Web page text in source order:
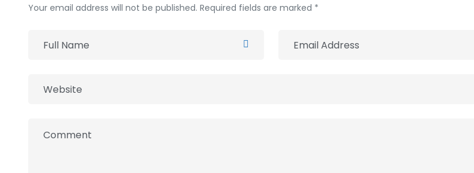
Your email address will not be published. Required fields are marked *